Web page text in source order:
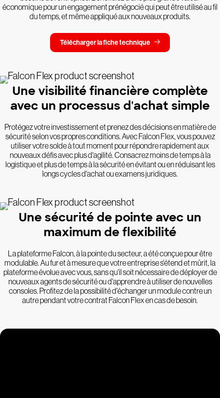
économique pour un engagement prénégocié qui peut être utilisé au fil
du temps, et même appliqué aux nouveaux produits.
Télécharger la fiche technique
Une visibilité financière complète
avec un processus d'achat simple
Protégez votre investissement et prenez des décisions en matière de
sécurité selon vos propres conditions. Avec Falcon Flex, vous pouvez
utiliser votre solde à tout moment pour répondre rapidement aux
nouveaux défis avec plus d'agilité. Consacrez moins de temps à la
logistique et plus de temps à la sécurité en évitant ou en réduisant les
longs cycles d'achat ou examens juridiques.
Une sécurité de pointe avec un
maximum de flexibilité
La plateforme Falcon, à la pointe du secteur, a été conçue pour être
modulable. Au fur et à mesure que votre entreprise s'étend et mûrit, la
plateforme évolue avec vous, sans qu'il soit nécessaire de déployer de
nouveaux agents de sécurité ou d'apprendre à utiliser de nouvelles
consoles. Profitez de la possibilité d'échanger un module contre un
autre pendant votre contrat Falcon Flex en cas de besoin.